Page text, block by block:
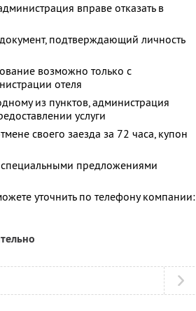
вправе отказать в
подтверждающий личность
возможно только с
отеля
из пунктов, администрация
услуги
своего заезда за 72 часа, купон
специальными предложениями
уточнить по телефону компании: